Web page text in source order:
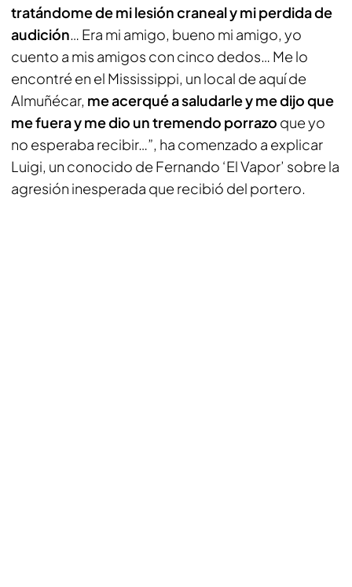
tratándome de mi lesión craneal y mi perdida de
audición… Era mi amigo, bueno mi amigo, yo
cuento a mis amigos con cinco dedos… Me lo
encontré en el Mississippi, un local de aquí de
Almuñécar, me acerqué a saludarle y me dijo que
me fuera y me dio un tremendo porrazo que yo
no esperaba recibir…”, ha comenzado a explicar
Luigi, un conocido de Fernando ‘El Vapor’ sobre la
agresión inesperada que recibió del portero.